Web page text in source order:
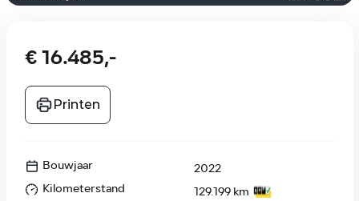
€ 16.485,-
Printen
Bouwjaar
2022
Kilometerstand
129.199 km